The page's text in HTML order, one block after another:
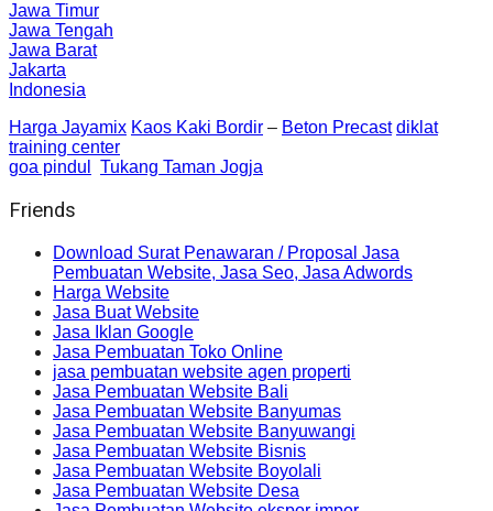
Jawa Timur
Jawa Tengah
Jawa Barat
Jakarta
Indonesia
Harga Jayamix Kaos Kaki Bordir – Beton Precast diklat
training center
goa pindul
Tukang Taman Jogja
Friends
Download Surat Penawaran / Proposal Jasa
Pembuatan Website, Jasa Seo, Jasa Adwords
Harga Website
Jasa Buat Website
Jasa Iklan Google
Jasa Pembuatan Toko Online
jasa pembuatan website agen properti
Jasa Pembuatan Website Bali
Jasa Pembuatan Website Banyumas
Jasa Pembuatan Website Banyuwangi
Jasa Pembuatan Website Bisnis
Jasa Pembuatan Website Boyolali
Jasa Pembuatan Website Desa